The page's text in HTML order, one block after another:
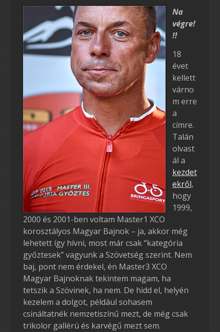
Na
végre!
!!
18
évet
kellett
várno
m erre
a
címre.
Talán
olvast
ál a
kezdet
ekről,
hogy
1999,
2000 és 2001-ben voltam Master1 XCO
korosztályos Magyar Bajnok – ja, akkor még
lehetett így hívni, most már csak “kategória
győztesek” vagyunk a Szövetség szerint. Nem
baj, pont nem érdekel, én Master3 XCO
Magyar Bajnoknak tekintem magam, ha
tetszik a Szövinek, ha nem. De hidd el, helyén
kezelem a dolgot, például sohasem
csináltatnék nemzetiszínű mezt, de még csak
trikolor gallérú és karvégű mezt sem.